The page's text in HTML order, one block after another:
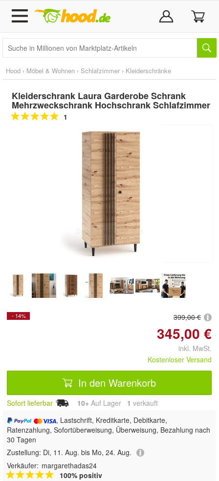
Hood › Möbel & Wohnen › Schlafzimmer › Kleiderschränke
Kleiderschrank Laura Garderobe Schrank
Mehrzweckschrank Hochschrank Schlafzimmer
1
Doppelt antippen zum
vergrößern
- 14% 399,00 €
345,00 €
inkl. MwSt.
Kostenloser Versand
In den Warenkorb
Sofort lieferbar 10+ Auf Lager 1 verkauft
, Lastschrift, Kreditkarte, Debitkarte,
Ratenzahlung, Sofortüberweisung, Überweisung, Bezahlung nach
30 Tagen
Zustellung: Di, 11. Aug. bis Mo, 24. Aug.
Verkäufer: margarethadas24
100% positiv